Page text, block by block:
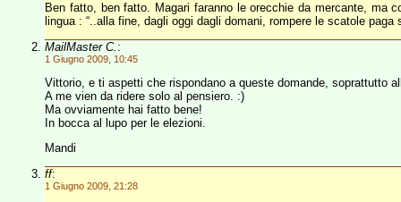
Ben fatto, ben fatto. Magari faranno le orecchie da mercante, ma
lingua : “..alla fine, dagli oggi dagli domani, rompere le scatole paga
MailMaster C. :
1 Giugno 2009, 10:45
Vittorio, e ti aspetti che rispondano a queste domande, soprattutto
A me vien da ridere solo al pensiero. :)
Ma ovviamente hai fatto bene!
In bocca al lupo per le elezioni.
Mandi
ff:
1 Giugno 2009, 21:28